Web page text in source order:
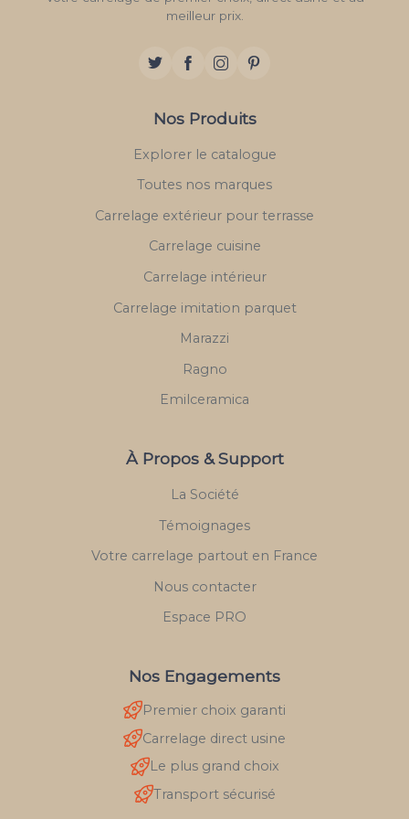
meilleur prix.
Nos Produits
Explorer le catalogue
Toutes nos marques
Carrelage extérieur pour terrasse
Carrelage cuisine
Carrelage intérieur
Carrelage imitation parquet
Marazzi
Ragno
Emilceramica
À Propos & Support
La Société
Témoignages
Votre carrelage partout en France
Nous contacter
Espace PRO
Nos Engagements
Premier choix garanti
Carrelage direct usine
Le plus grand choix
Transport sécurisé